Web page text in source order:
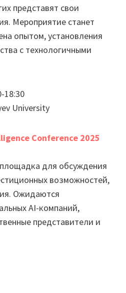
представят свои
Мероприятие станет
опытом, установления
с технологичными
18:30
University
Conference 2025
для обсуждения
возможностей,
Ожидаются
AI-компаний,
представители и